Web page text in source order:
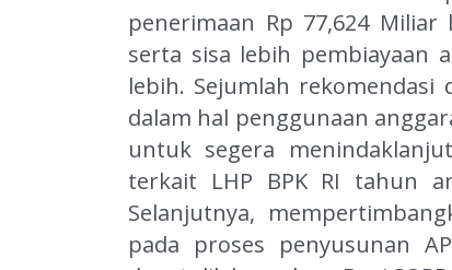
penerimaan Rp 77,624
serta sisa lebih pembiayaan
lebih. Sejumlah
dalam hal penggunaan
untuk segera
terkait LHP BPK RI tahun
Selanjutnya,
pada proses penyusunan